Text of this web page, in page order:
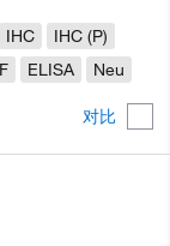
对比
IHC
IHC (P)
ELISA Neu